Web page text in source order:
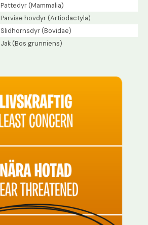
Pattedyr (Mammalia)
Parvise hovdyr (Artiodactyla)
Slidhornsdyr (Bovidae)
Jak (Bos grunniens)